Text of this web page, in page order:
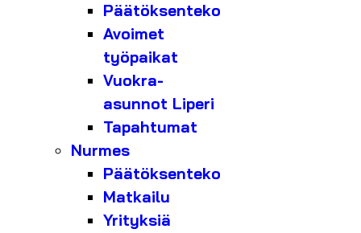
Päätöksenteko
Avoimet
työpaikat
Vuokra-
asunnot Liperi
Tapahtumat
Nurmes
Päätöksenteko
Matkailu
Yrityksiä